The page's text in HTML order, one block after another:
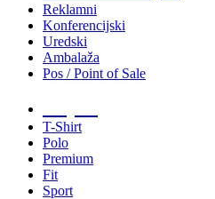
Reklamni
Konferencijski
Uredski
Ambalaža
Pos / Point of Sale
T-Shirt
Polo
Premium
Fit
Sport